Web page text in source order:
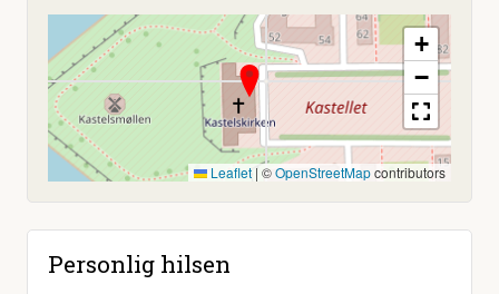
+
−
Leaflet | ©OpenStreetMapcontributors
Personlig hilsen